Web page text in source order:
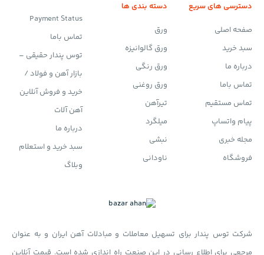
دسترسی های سریع
صفحه اصلی
سبد خرید
درباره ما
تماس باما
تماس مستقیم
پیام واتساپ
مجله خبری
فروشگاه
دسته بندی ها
ورق
ورق گالوانیزه
ورق رنگی
ورق روغنی
تیرآهن
میلگرد
نبشی
ناودانی
Payment Status
تماس باما
توس پندار حقیقی –
بازار آهن و فولاد /
خرید و فروش آنلاین
آهن آلات
درباره ما
سبد خرید و استعلام
وبلاگ
شرکت توس پندار برای تسهیل معاملات و مبادلات آهن ایران و به عنوان
مرجعی برای اطلاع رسانی در این صنعت راه اندازی شده است. قیمت آنلاین